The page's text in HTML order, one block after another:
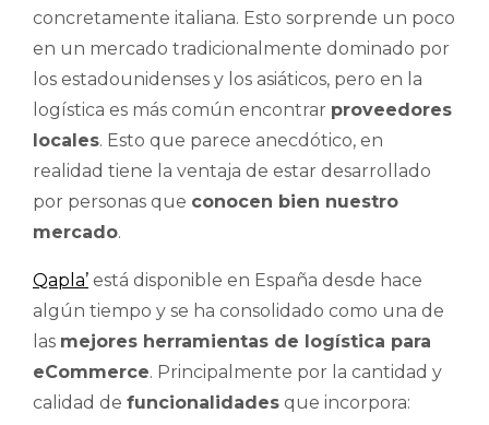
concretamente italiana. Esto sorprende un poco
en un mercado tradicionalmente dominado por
los estadounidenses y los asiáticos, pero en la
logística es más común encontrar proveedores
locales. Esto que parece anecdótico, en
realidad tiene la ventaja de estar desarrollado
por personas que conocen bien nuestro
mercado.
Qapla’ está disponible en España desde hace
algún tiempo y se ha consolidado como una de
las mejores herramientas de logística para
eCommerce. Principalmente por la cantidad y
calidad de funcionalidades que incorpora: